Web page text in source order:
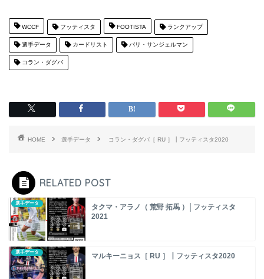
WCCF フッティスタ FOOTISTA ランクアップ
選手データ カードリスト パリ・サンジェルマン
コラン・ダグバ
HOME 選手データ コラン・ダグバ［ RU ］┃フッティスタ2020
RELATED POST
選手データ
タクマ・アラノ（ 荒野 拓馬 ）│フッティスタ
2021
選手データ マルキーニョス［ RU ］┃フッティスタ2020